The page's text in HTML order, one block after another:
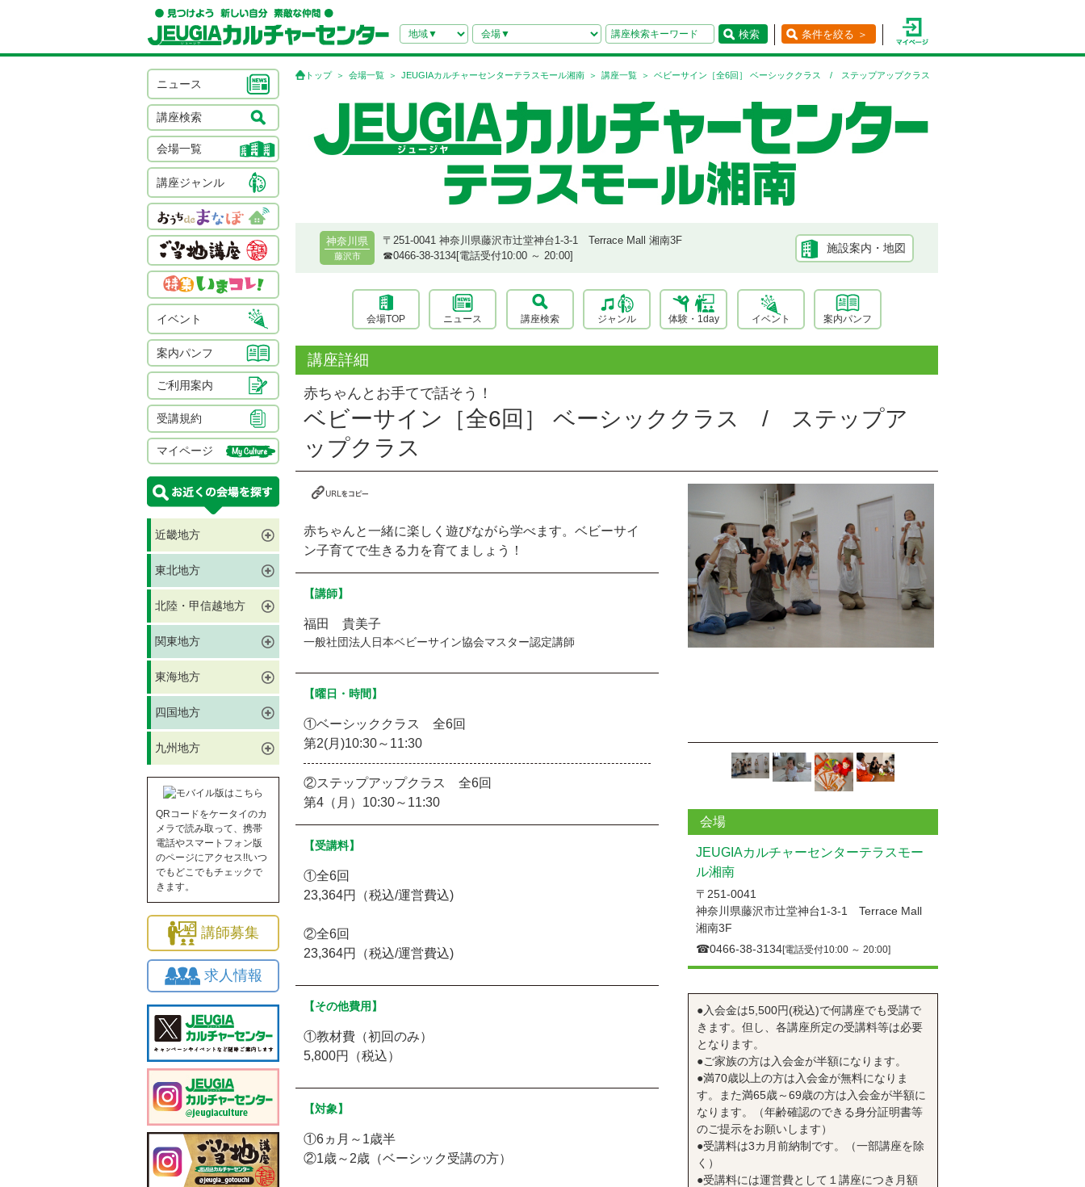
検索 条件を絞る ＞
ニュース
講座検索
会場一覧
講座ジャンル
イベント
案内パンフ
ご利用案内
受講規約
マイページ
近畿地方
東北地方
北陸・甲信越地方
関東地方
東海地方
四国地方
九州地方
QRコードをケータイのカ
メラで読み取って、携帯
電話やスマートフォン版
のページにアクセス!!いつ
でもどこでもチェックで
きます。
講師募集
求人情報
トップ 会場一覧 JEUGIAカルチャーセンターテラスモール湘南 講座一覧 ベビーサイン［全6回］ ベーシッククラス / ステップアップクラス
神奈川県
藤沢市
〒251-0041 神奈川県藤沢市辻堂神台1-3-1 Terrace Mall 湘南3F
☎︎0466-38-3134[電話受付10:00 ～ 20:00]
施設案内・地図
会場TOP ニュース 講座検索 ジャンル 体験・1day イベント 案内パンフ
講座詳細
赤ちゃんとお手てで話そう！
ベビーサイン［全6回］ ベーシッククラス / ステップア
ップクラス
赤ちゃんと一緒に楽しく遊びながら学べます。ベビーサイ
ン子育てで生きる力を育てましょう！
【講師】
福田 貴美子
一般社団法人日本ベビーサイン協会マスター認定講師
【曜日・時間】
①ベーシッククラス 全6回
第2(月)10:30～11:30
②ステップアップクラス 全6回
第4（月）10:30～11:30
【受講料】
①全6回
23,364円（税込/運営費込)
②全6回
23,364円（税込/運営費込)
【その他費用】
①教材費（初回のみ）
5,800円（税込）
【対象】
①6ヵ月～1歳半
②1歳～2歳（ベーシック受講の方）
会場
JEUGIAカルチャーセンターテラスモー
ル湘南
〒251-0041
神奈川県藤沢市辻堂神台1-3-1 Terrace Mall
湘南3F
☎︎0466-38-3134[電話受付10:00 ～ 20:00]
●入会金は5,500円(税込)で何講座でも受講で
きます。但し、各講座所定の受講料等は必要
となります。
●ご家族の方は入会金が半額になります。
●満70歳以上の方は入会金が無料になりま
す。また満65歳～69歳の方は入会金が半額に
なります。（年齢確認のできる身分証明書等
のご提示をお願いします）
●受講料は3カ月前納制です。（一部講座を除
く）
●受講料には運営費として１講座につき月額